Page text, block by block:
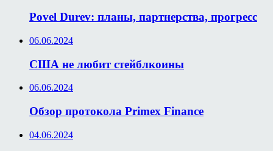
Povel Durev: планы, партнерства, прогресс
06.06.2024
США не любит стейблкоины
06.06.2024
Обзор протокола Primex Finance
04.06.2024